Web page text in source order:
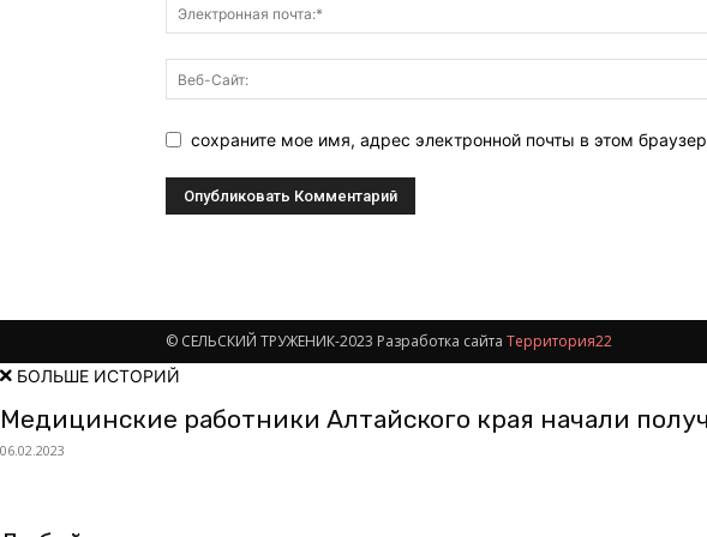
сохраните мое имя, адрес электронной почты в этом
© СЕЛЬСКИЙ ТРУЖЕНИК-2023 Разработка сайта Территория22
БОЛЬШЕ ИСТОРИЙ
Медицинские работники Алтайского края начали
06.02.2023